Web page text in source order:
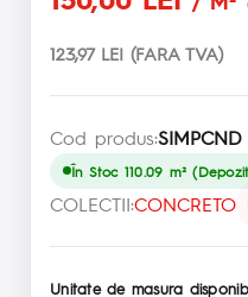
123,97 LEI (FARA TVA)
Cod produs:SIMPCND
În Stoc 110.09 m²
COLECTII:CONCRETO
Unitate de masura